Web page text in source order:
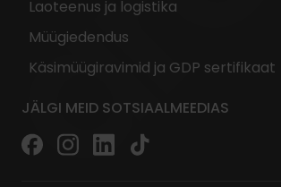
Laoteenus ja logistika
Müügiedendus
Käsimüügiravimid ja GDP sertifikaat
JÄLGI MEID SOTSIAALMEEDIAS